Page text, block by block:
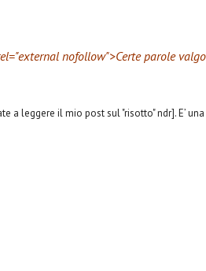
nofollow">Certe parole
leggere il mio post sul "risotto" ndr]. E’